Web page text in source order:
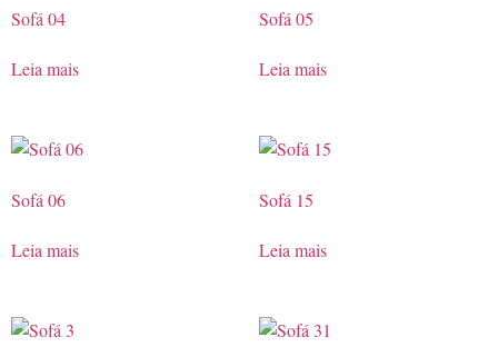
Sofá 04
Leia mais
Sofá 05
Leia mais
Sofá 06
Leia mais
Sofá 15
Leia mais